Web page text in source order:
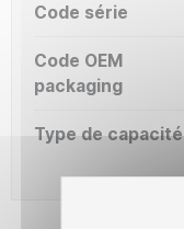
Code série
Code OEM
packaging
Type de capacité